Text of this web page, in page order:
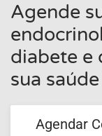
Agende
diabete e
sua
Agendar